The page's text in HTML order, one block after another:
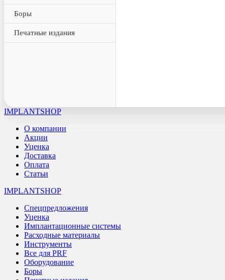
Боры
Печатные издания
IMPLANTSHOP
О компании
Акции
Уценка
Доставка
Оплата
Статьи
IMPLANTSHOP
Спецпредложения
Уценка
Имплантационные системы
Расходные материалы
Инструменты
Все для PRF
Оборудование
Боры